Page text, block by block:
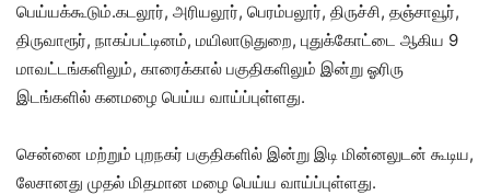
பெய்யக்கூடும்.கடலூர், அரியலூர், பெரம்பலூர், திருச்சி, தஞ்சாவூர்,
திருவாரூர், நாகப்பட்டினம், மயிலாடுதுறை, புதுக்கோட்டை ஆகிய 9
மாவட்டங்களிலும், காரைக்கால் பகுதிகளிலும் இன்று ஓரிரு
இடங்களில் கனமழை பெய்ய வாய்ப்புள்ளது.
சென்னை மற்றும் புறநகர் பகுதிகளில் இன்று இடி மின்னலுடன் கூடிய,
லேசானது முதல் மிதமான மழை பெய்ய வாய்ப்புள்ளது.